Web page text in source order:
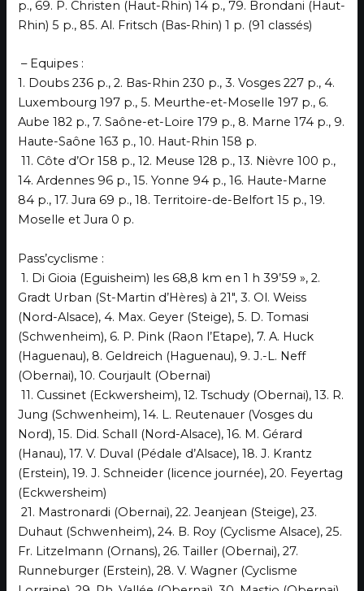
p., 69. P. Christen (Haut-Rhin) 14 p., 79. Brondani (Haut-
Rhin) 5 p., 85. Al. Fritsch (Bas-Rhin) 1 p. (91 classés)
– Equipes :
1. Doubs 236 p., 2. Bas-Rhin 230 p., 3. Vosges 227 p., 4.
Luxembourg 197 p., 5. Meurthe-et-Moselle 197 p., 6.
Aube 182 p., 7. Saône-et-Loire 179 p., 8. Marne 174 p., 9.
Haute-Saône 163 p., 10. Haut-Rhin 158 p.
11. Côte d’Or 158 p., 12. Meuse 128 p., 13. Nièvre 100 p.,
14. Ardennes 96 p., 15. Yonne 94 p., 16. Haute-Marne
84 p., 17. Jura 69 p., 18. Territoire-de-Belfort 15 p., 19.
Moselle et Jura 0 p.
Pass’cyclisme :
1. Di Gioia (Eguisheim) les 68,8 km en 1 h 39’59 », 2.
Gradt Urban (St-Martin d’Hères) à 21″, 3. Ol. Weiss
(Nord-Alsace), 4. Max. Geyer (Steige), 5. D. Tomasi
(Schwenheim), 6. P. Pink (Raon l’Etape), 7. A. Huck
(Haguenau), 8. Geldreich (Haguenau), 9. J.-L. Neff
(Obernai), 10. Courjault (Obernai)
11. Cussinet (Eckwersheim), 12. Tschudy (Obernai), 13. R.
Jung (Schwenheim), 14. L. Reutenauer (Vosges du
Nord), 15. Did. Schall (Nord-Alsace), 16. M. Gérard
(Hanau), 17. V. Duval (Pédale d’Alsace), 18. J. Krantz
(Erstein), 19. J. Schneider (licence journée), 20. Feyertag
(Eckwersheim)
21. Mastronardi (Obernai), 22. Jeanjean (Steige), 23.
Duhaut (Schwenheim), 24. B. Roy (Cyclisme Alsace), 25.
Fr. Litzelmann (Ornans), 26. Tailler (Obernai), 27.
Runneburger (Erstein), 28. V. Wagner (Cyclisme